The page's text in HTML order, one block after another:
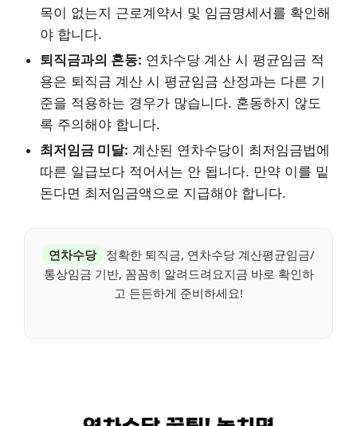
목이 없는지 근로계약서 및 임금명세서를 확인해
야 합니다.
퇴직금과의 혼동: 연차수당 계산 시 평균임금 적
용은 퇴직금 계산 시 평균임금 산정과는 다른 기
준을 적용하는 경우가 많습니다. 혼동하지 않도
록 주의해야 합니다.
최저임금 미달: 계산된 연차수당이 최저임금법에
따른 일급보다 적어서는 안 됩니다. 만약 이를 밑
돈다면 최저임금액으로 지급해야 합니다.
연차수당
정확한 퇴직금, 연차수당 계산평균임금/
통상임금 기반, 꼼꼼히 알려드려요지금 바로 확인하
고 든든하게 준비하세요!